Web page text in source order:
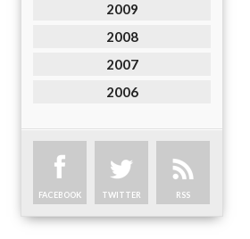
2009
2008
2007
2006
FACEBOOK TWITTER RSS